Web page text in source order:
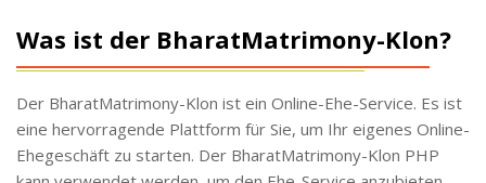
Was ist der BharatMatrimony-Klon?
Der BharatMatrimony-Klon ist ein Online-Ehe-Service. Es ist
eine hervorragende Plattform für Sie, um Ihr eigenes Online-
Ehegeschäft zu starten. Der BharatMatrimony-Klon PHP